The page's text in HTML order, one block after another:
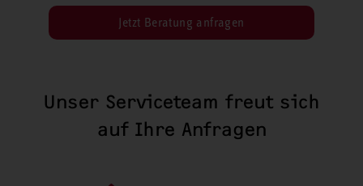
Jetzt Beratung anfragen
Unser Serviceteam freut sich
auf Ihre Anfragen